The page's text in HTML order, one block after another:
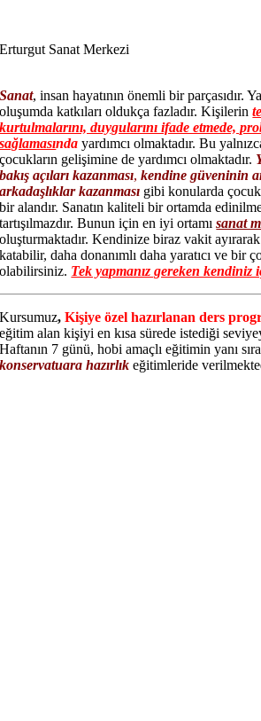
Erturgut Sanat Merkezi
Sanat, insan hayatının önemli bir parçasıdır.
oluşumda katkıları oldukça fazladır. Kişilerin
kurtulmalarını, duygularını ifade etmede,
sağlamasında yardımcı olmaktadır. Bu
çocukların gelişimine de yardımcı olmaktadır.
bakış açıları kazanması,kendine güveninin
arkadaşlıklar kazanması gibi konularda
bir alandır. Sanatın kaliteli bir ortamda
tartışılmazdır. Bunun için en iyi ortamısanat
oluşturmaktadır. Kendinize biraz vakit ayırarak
katabilir, daha donanımlı daha yaratıcı ve bir
olabilirsiniz. Tek yapmanız gereken
Kursumuz, Kişiye özel hazırlanan ders
eğitim alan kişiyi en kısa sürede istediği
Haftanın 7 günü, hobi amaçlı eğitimin yanı
konservatuara hazırlık eğitimleride